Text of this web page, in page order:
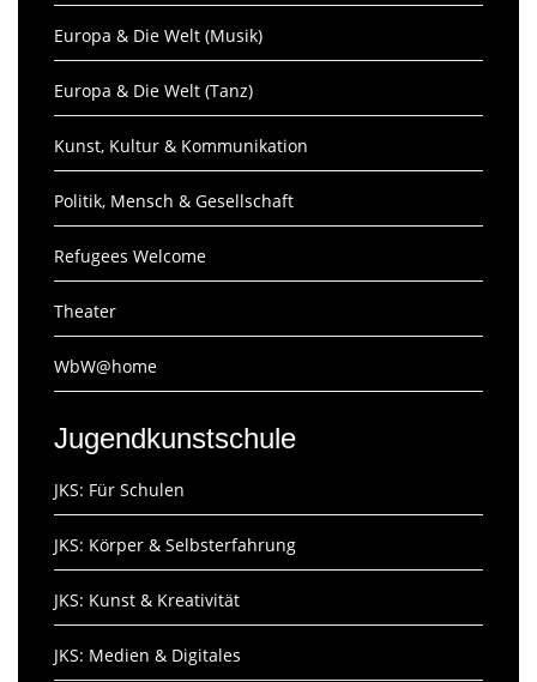
Europa & Die Welt (Musik)
Europa & Die Welt (Tanz)
Kunst, Kultur & Kommunikation
Politik, Mensch & Gesellschaft
Refugees Welcome
Theater
WbW@home
Jugendkunstschule
JKS: Für Schulen
JKS: Körper & Selbsterfahrung
JKS: Kunst & Kreativität
JKS: Medien & Digitales